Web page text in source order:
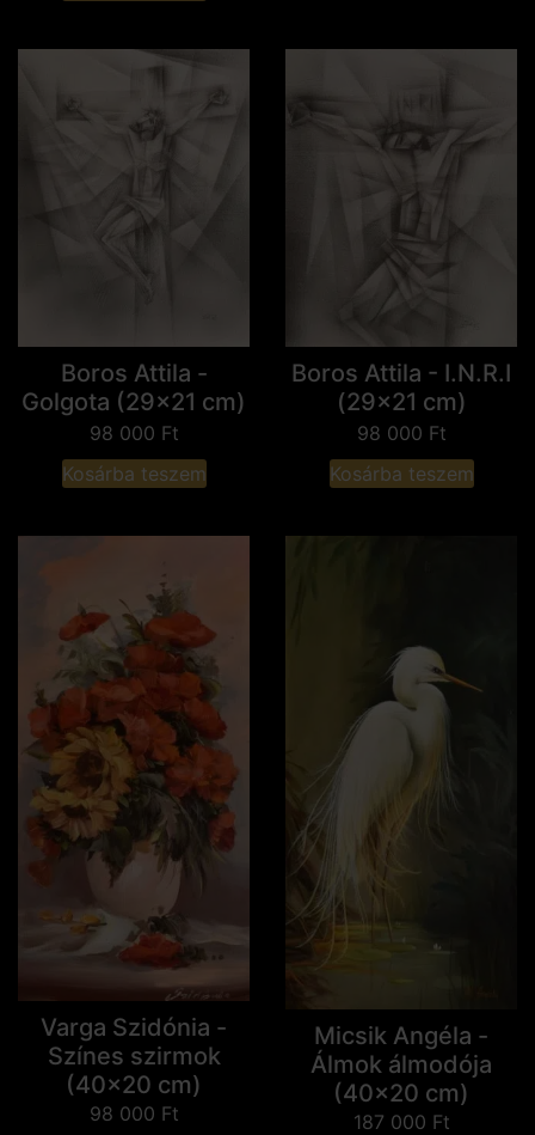
Boros Attila -
Golgota (29x21 cm)
98 000 Ft
Kosárba teszem
Boros Attila - I.N.R.I
(29x21 cm)
98 000 Ft
Kosárba teszem
Varga Szidónia -
Színes szirmok
(40x20 cm)
98 000 Ft
Micsik Angéla -
Álmok álmodója
(40x20 cm)
187 000 Ft